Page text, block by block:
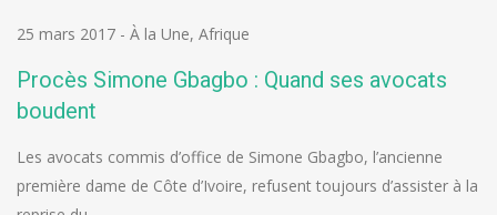
25 mars 2017 - À la Une, Afrique
Procès Simone Gbagbo : Quand ses avocats
boudent
Les avocats commis d’office de Simone Gbagbo, l’ancienne
première dame de Côte d’Ivoire, refusent toujours d’assister à la